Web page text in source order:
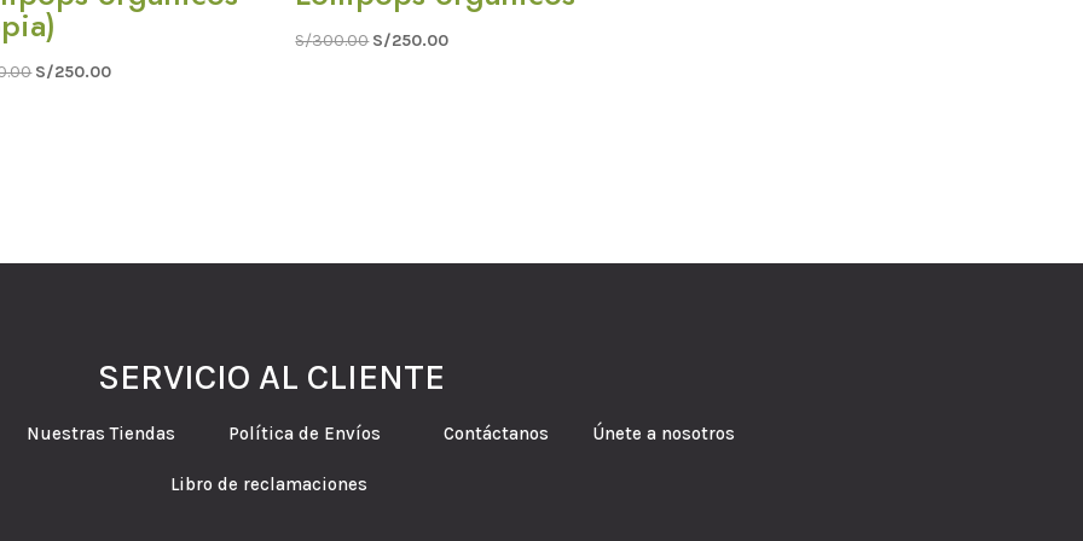
El
S/250.00El
S/300.00 El
S/250.00El
SERVICIO AL CLIENTE
Nuestras Tiendas Política de Envíos Contáctanos Únete a nosotros
Libro de reclamaciones